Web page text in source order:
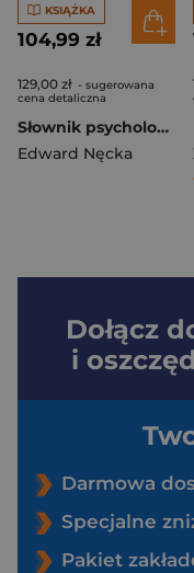
KSIĄŻKA
104,99 zł
129,00 zł - sugerowana
cena detaliczna
Słownik psychologiczny. 1001 słów, które pomogą ci zrozumieć, dlaczego ludzie robią to, co robią
Edward Nęcka
Dołącz
i
Darmowa
Specjalne
Pakiet